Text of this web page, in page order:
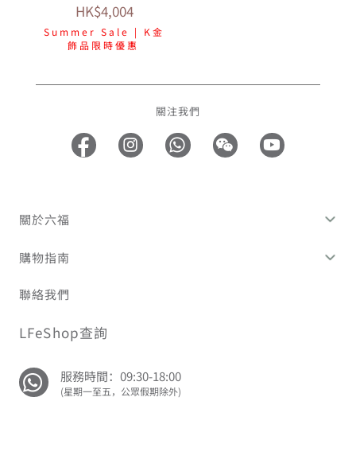
HK$4,004
Summer Sale | K金
飾品限時優惠
關注我們
關於六福
購物指南
聯絡我們
LFeShop查詢
服務時間：09:30-18:00
(星期一至五，公眾假期除外)